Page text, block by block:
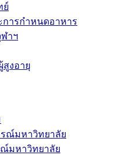
ย์
ารกำหนดอาหาร
าฯ
สูงอายุ
ณ์มหาวิทยาลัย
มหาวิทยาลัย